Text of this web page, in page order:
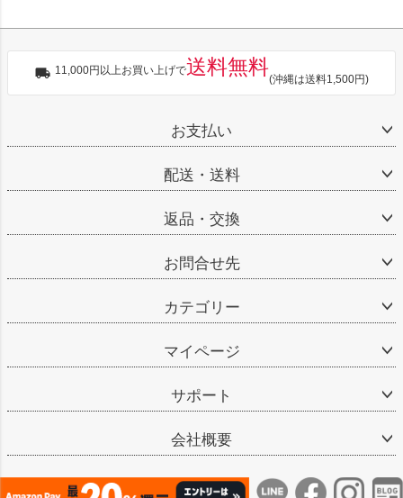
11,000円以上お買い上げで送料無料
(沖縄は送料1,500円)
お支払い
配送・送料
返品・交換
お問合せ先
カテゴリー
マイページ
サポート
会社概要